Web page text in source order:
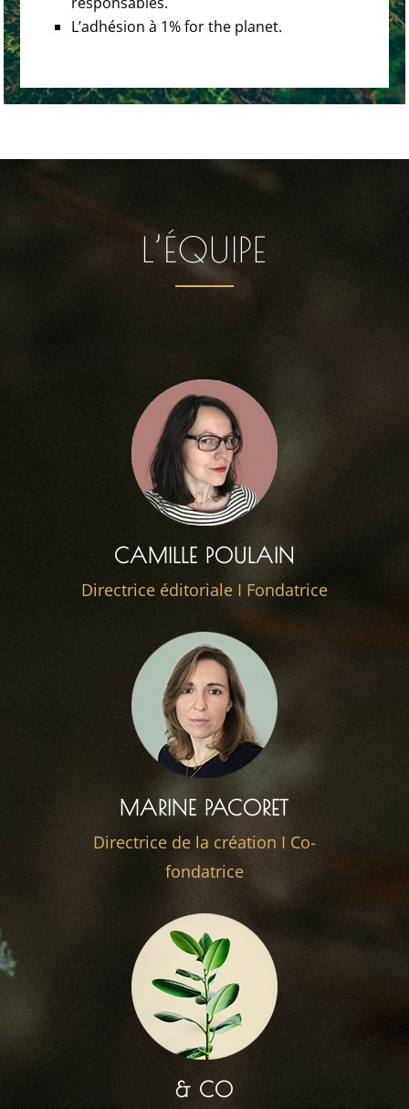
L’adhésion à 1% for the planet.
L’ÉQUIPE
CAMILLE POULAIN
Directrice éditoriale I Fondatrice
MARINE PACORET
Directrice de la création I Co-
fondatrice
& CO